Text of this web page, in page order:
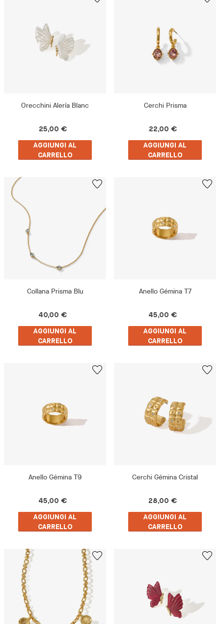
Orecchini Alería Blanc
25,00 €
AGGIUNGI AL
CARRELLO
Cerchi Prisma
22,00 €
AGGIUNGI AL
CARRELLO
Collana Prisma Blu
40,00 €
AGGIUNGI AL
CARRELLO
Anello Gémina T7
45,00 €
AGGIUNGI AL
CARRELLO
Anello Gémina T9
45,00 €
AGGIUNGI AL
CARRELLO
Cerchi Gémina Cristal
28,00 €
AGGIUNGI AL
CARRELLO